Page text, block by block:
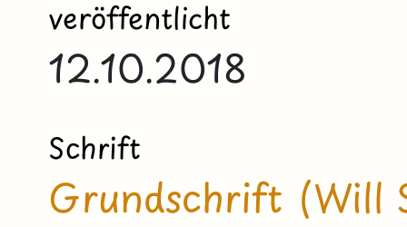
veröffentlicht
12.10.2018
Schrift
Grundschrift (Will